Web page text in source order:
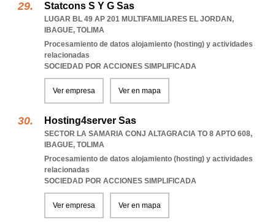
Statcons S Y G Sas
LUGAR BL 49 AP 201 MULTIFAMILIARES EL JORDAN,
IBAGUE, TOLIMA
Procesamiento de datos alojamiento (hosting) y actividades
relacionadas
SOCIEDAD POR ACCIONES SIMPLIFICADA
Ver empresa Ver en mapa
Hosting4server Sas
SECTOR LA SAMARIA CONJ ALTAGRACIA TO 8 APTO 608,
IBAGUE, TOLIMA
Procesamiento de datos alojamiento (hosting) y actividades
relacionadas
SOCIEDAD POR ACCIONES SIMPLIFICADA
Ver empresa Ver en mapa